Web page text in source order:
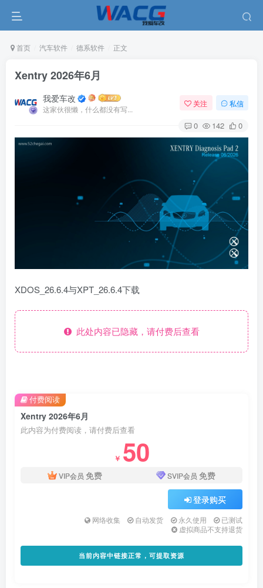
首页 汽车软件 德系软件 正文
Xentry 2026年6月
我爱车改
这家伙很懒，什么都没有写...
关注 私信
0 142 0
XDOS_26.6.4与XPT_26.6.4下载
此处内容已隐藏，请付费后查看
Xentry 2026年6月
此内容为付费阅读，请付费后查看
￥ 50
VIP会员 免费 SVIP会员 免费
登录购买
网络收集 自动发货 永久使用
已测试
虚拟商品不支持退货
付费阅读
当前内容中链接正常，可提取资源